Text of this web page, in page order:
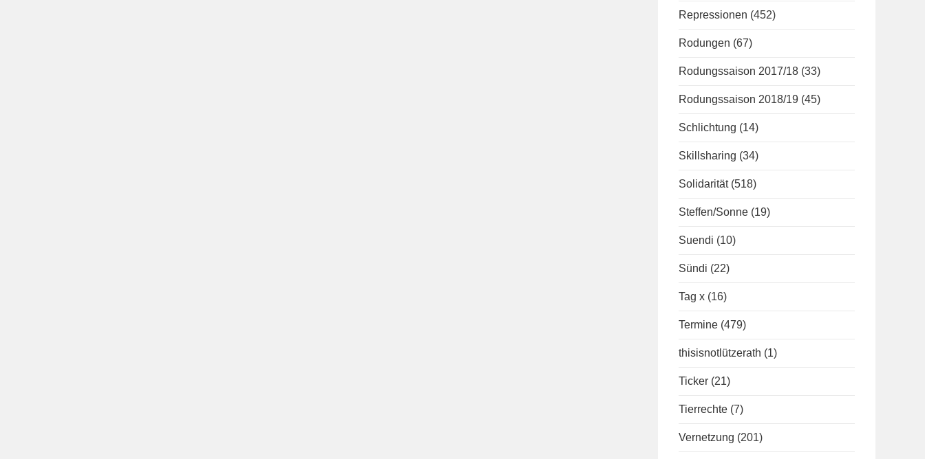
Repressionen (452)
Rodungen (67)
Rodungssaison 2017/18 (33)
Rodungssaison 2018/19 (45)
Schlichtung (14)
Skillsharing (34)
Solidarität (518)
Steffen/Sonne (19)
Suendi (10)
Sündi (22)
Tag x (16)
Termine (479)
thisisnotlützerath (1)
Ticker (21)
Tierrechte (7)
Vernetzung (201)